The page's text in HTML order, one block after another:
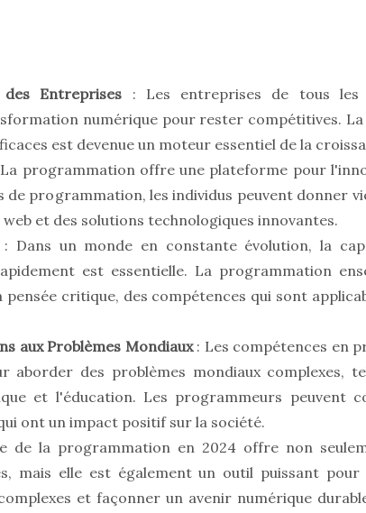
Entreprises : Les entreprises de tous les
numérique pour rester compétitives.
est devenue un moteur essentiel de la
programmation offre une plateforme pour
de programmation, les individus peuvent donner
et des solutions technologiques innovantes.
Dans un monde en constante évolution, la
est essentielle. La programmation
pensée critique, des compétences qui sont
aux Problèmes Mondiaux: Les compétences en
aborder des problèmes mondiaux complexes,
et l'éducation. Les programmeurs peuvent
ont un impact positif sur la société.
de la programmation en 2024 offre non
mais elle est également un outil puissant pour
et façonner un avenir numérique